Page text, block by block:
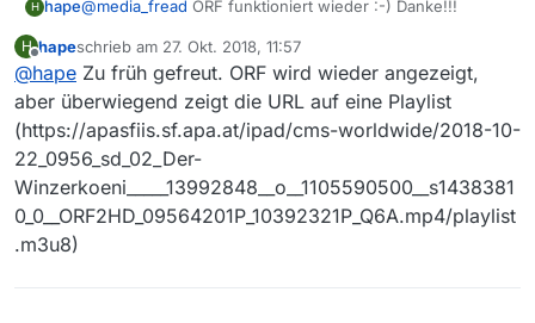
H hape@media_fread ORF funktioniert wieder :-) Danke!!!
H
Offline
hapeschrieb am 27. Okt. 2018, 11:57
zuletzt editiert von
@hape Zu früh gefreut. ORF wird wieder angezeigt,
aber überwiegend zeigt die URL auf eine Playlist
(https://apasfiis.sf.apa.at/ipad/cms-worldwide/2018-10-
22_0956_sd_02_Der-
Winzerkoeni_____13992848__o__1105590500__s1438381
0_0__ORF2HD_09564201P_10392321P_Q6A.mp4/playlist
.m3u8)